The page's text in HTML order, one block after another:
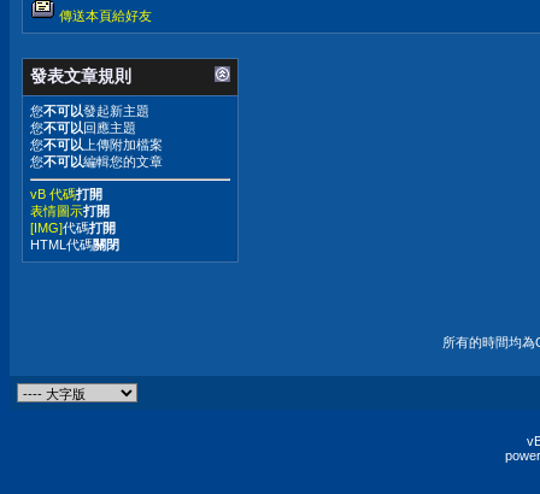
傳送本頁給好友
發表文章規則
您不可以發起新主題
您不可以 回應主題
您不可以 上傳附加檔案
您不可以編輯您的文章
vB 代碼打開
表情圖示打開
[IMG]代碼打開
HTML代碼關閉
所有的時間均為